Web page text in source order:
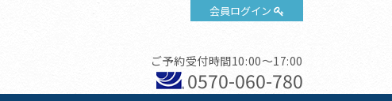
会員ログイン
ご予約受付時間10:00～17:00
0570-060-780